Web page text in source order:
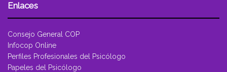
Enlaces
Consejo General COP
Infocop Online
Perfiles Profesionales del Psicólogo
Papeles del Psicólogo